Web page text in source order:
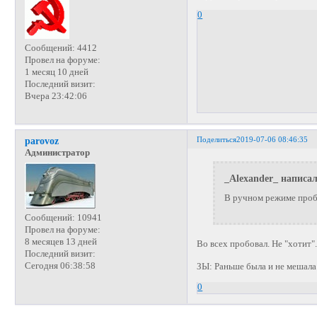
Сообщений: 4412
Провел на форуме:
1 месяц 10 дней
Последний визит:
Вчера 23:42:06
0
Поделиться2019-07-06 08:46:35
parovoz
Администратор
Сообщений: 10941
Провел на форуме:
8 месяцев 13 дней
Последний визит:
Сегодня 06:38:58
_Alexander_
В ручном режиме
Во всех пробовал. Не "хотит".
ЗЫ: Раньше была и не мешала
0